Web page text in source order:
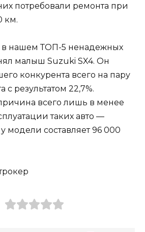
потребовали ремонта при
км.
в нашем ТОП-5 ненадежных
малыш Suzuki SX4. Он
конкурента всего на пару
с результатом 22,7%.
всего лишь в менее
таких авто —
модели составляет 96 000